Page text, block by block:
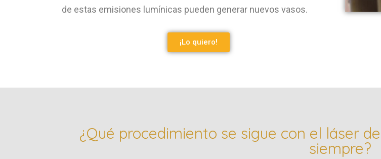
de estas emisiones lumínicas pueden generar nuevos vasos.
¡Lo quiero!
¿Qué procedimiento se sigue con el láser
siempre?